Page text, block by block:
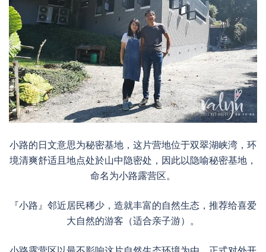
小路的日文意思为秘密基地，这片营地位于双翠湖峡湾，环
境清爽舒适且地点处於山中隐密处，因此以隐喻秘密基地，
命名为小路露营区。
『小路』邻近居民稀少，造就丰富的自然生态，推荐给喜爱
大自然的游客（适合亲子游）。